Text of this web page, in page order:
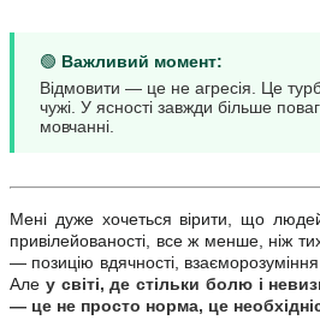
🟢 Важливий момент:
Відмовити — це не агресія. Це
чужі. У ясності завжди більше
мовчанні.
Мені дуже хочеться вірити, що людей,
привілейованості, все ж менше, ніж
— позицію вдячності, взаєморозуміння
Але у світі, де стільки болю і
— це не просто норма, це